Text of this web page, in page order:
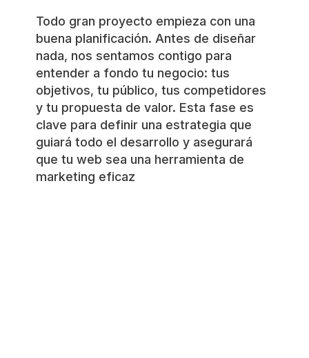
Todo gran proyecto empieza con una
buena planificación. Antes de diseñar
nada, nos sentamos contigo para
entender a fondo tu negocio: tus
objetivos, tu público, tus competidores
y tu propuesta de valor. Esta fase es
clave para definir una estrategia que
guiará todo el desarrollo y asegurará
que tu web sea una herramienta de
marketing eficaz